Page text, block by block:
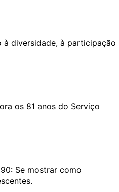
diversidade, à participação
os 81 anos do Serviço
Se mostrar como